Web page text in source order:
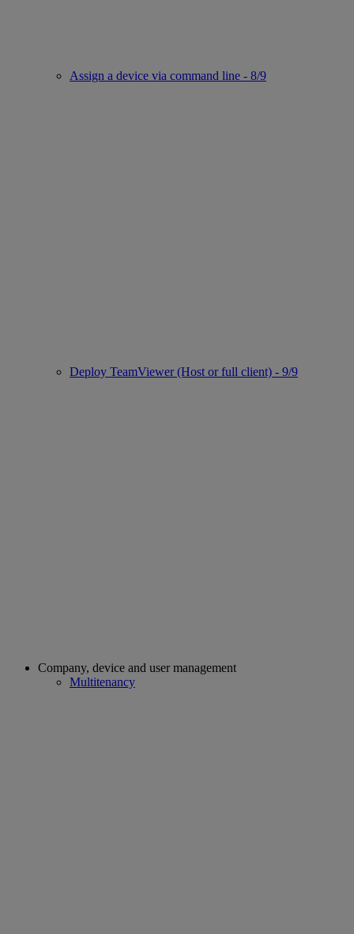
Assign a device via command line - 8/9
Deploy TeamViewer (Host or full client) - 9/9
Company, device and user management
Multitenancy